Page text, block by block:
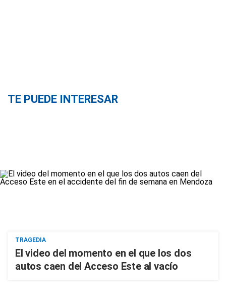
TE PUEDE INTERESAR
TRAGEDIA
El video del momento en el que los dos
autos caen del Acceso Este al vacío